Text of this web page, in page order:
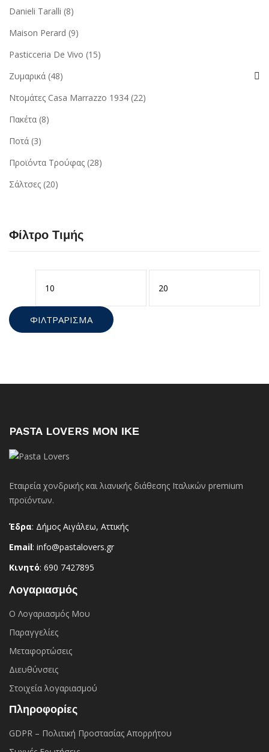
Danieli Taralli (8)
Maison Perard (9)
Pasticceria De Vivo (15)
Ζυμαρικά (48)
Ντομάτες Casa Marrazzo 1934 (22)
Πακέτα (8)
Ποτά (3)
Προϊόντα Τρούφας (28)
Σάλτσες (20)
Φίλτρο Τιμής
ΦΙΛΤΡΆΡΙΣΜΑ
PASTA LOVERS ΜΟΝ ΙΚΕ
Εταιρεία χονδρικής και λιανικής διάθεσης Ιταλικών premium
προϊόντων.
Έδρα: Δήμος Αιγάλεω, Αττικής
Email: info@pastalovers.gr
Κινητό: 690 7427895
Λογαριασμός
Ο Λογαριασμός Μου
Παραγγελίες
Μεταφορτώσεις
Διευθύνσεις
Στοιχεία λογαριασμού
Πληροφορίες
GDPR – Πολιτική Προστασίας Απορρήτου